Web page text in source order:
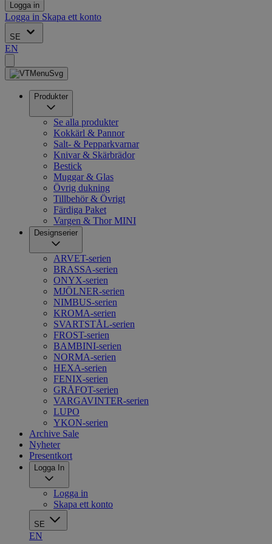
Logga in
Logga in Skapa ett konto
SE
EN
Produkter
Se alla produkter
Kokkärl & Pannor
Salt- & Pepparkvarnar
Knivar & Skärbrädor
Bestick
Muggar & Glas
Övrig dukning
Tillbehör & Övrigt
Färdiga Paket
Vargen & Thor MINI
Designserier
ARVET-serien
BRASSA-serien
ONYX-serien
MJÖLNER-serien
NIMBUS-serien
KROMA-serien
SVARTSTÅL-serien
FROST-serien
BAMBINI-serien
NORMA-serien
HEXA-serien
FENIX-serien
GRÅFOT-serien
VARGAVINTER-serien
LUPO
YKON-serien
Archive Sale
Nyheter
Presentkort
Logga In
Logga in
Skapa ett konto
SE
EN